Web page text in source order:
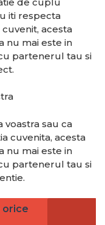
iti respecta
acesta
nu mai este in
partenerul tau si
voastra sau ca
cuvenita, acesta
nu mai este in
partenerul tau si
orice